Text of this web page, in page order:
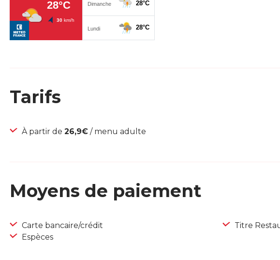
Tarifs
À partir de 26,9€ / menu adulte
Moyens de paiement
Carte bancaire/crédit
Espèces
Titre